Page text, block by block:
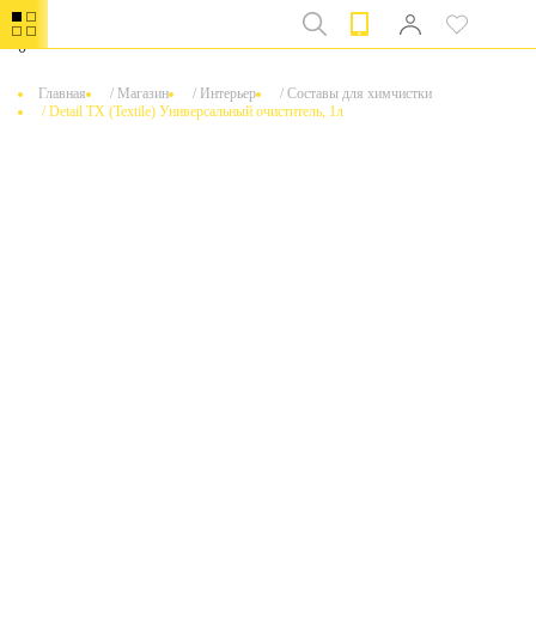
0
Главная / Магазин / Интерьер / Составы для химчистки
/Detail TX (Textile) Универсальный очиститель, 1л